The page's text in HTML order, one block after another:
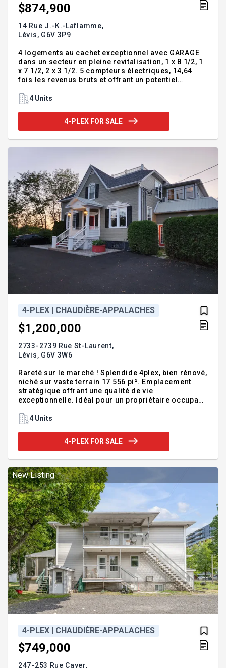
$874,900
14 Rue J.-K.-Laflamme,
Lévis, G6V 3P9
4 logements au cachet exceptionnel avec GARAGE
dans un secteur en pleine revitalisation, 1 x 8 1/2, 1
x 7 1/2, 2 x 3 1/2. 5 compteurs électriques, 14,64
fois les revenus bruts et offrant un potentiel
rangement au sous-sol pour les locataires.
Quadruplex situé à proximité de tous les essentiels
: hôpital, transport en commun, Quai Paquet,
traversier, écoles, parcs, piste cyclable, complexe
4 Units
4-PLEX FOR SALE
4-PLEX | CHAUDIÈRE-APPALACHES
$1,200,000
2733-2739 Rue St-Laurent,
Lévis, G6V 3W6
Rareté sur le marché ! Splendide 4plex, bien rénové,
niché sur vaste terrain 17 556 pi². Emplacement
stratégique offrant une qualité de vie
exceptionnelle. Idéal pour un propriétaire occupant,
prestigieux et lumineux 8½, confort moderne, se
distingue par son solarium vue panoramique
imprenable sur le fleuve Saint-Laurent et la Rive-
Nord. Les trois autres logements (un 5½, un 3½ et
optimisation remarquable de l'espace
Addendum:Visite sur Pr
4 Units
4-PLEX FOR SALE
New Listing
4-PLEX | CHAUDIÈRE-APPALACHES
$749,000
247-253 Rue Cayer,